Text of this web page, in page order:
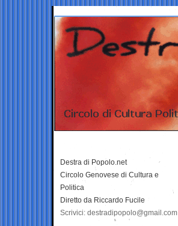
Destra di Popolo.net
Circolo Genovese di Cultura e
Politica
Diretto da Riccardo Fucile
Scrivici: destradipopolo@gmail.com